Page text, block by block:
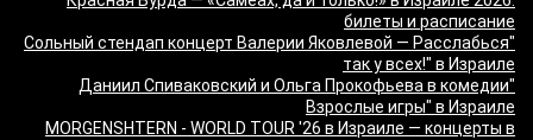
билеты и расписание
"Сольный стендап концерт Валерии Яковлевой — Расслабься
так у всех!" в Израиле
"Даниил Спиваковский и Ольга Прокофьева в комедии
Взрослые игры" в Израиле
MORGENSHTERN - WORLD TOUR '26 в Израиле — концерты в